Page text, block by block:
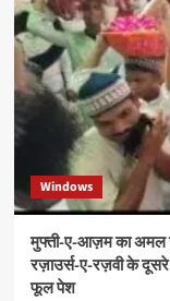
Windows
मुफ्ती-ए-आज़म का अमल
रज़ाउर्स-ए-रज़वी के
फूल पेश